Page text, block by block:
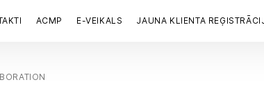
ACMP E-VEIKALS JAUNA KLIENTA